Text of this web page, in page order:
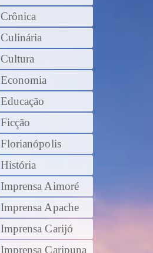
Crônica
Culinária
Cultura
Economia
Educação
Ficção
Florianópolis
História
Imprensa Aimoré
Imprensa Apache
Imprensa Carijó
Imprensa Caripuna